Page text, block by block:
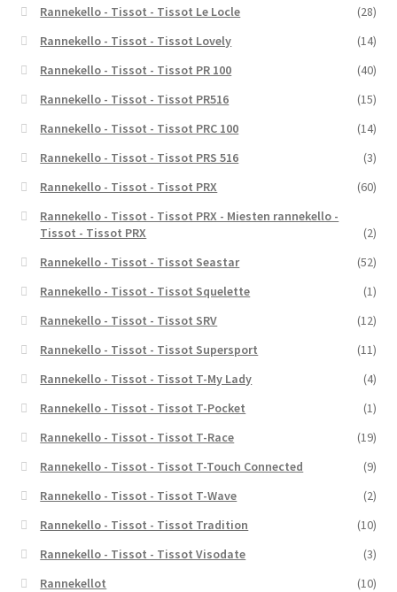
Rannekello - Tissot - Tissot Le Locle
(28)
Rannekello - Tissot - Tissot Lovely
(14)
Rannekello - Tissot - Tissot PR 100
(40)
Rannekello - Tissot - Tissot PR516
(15)
Rannekello - Tissot - Tissot PRC 100
(14)
Rannekello - Tissot - Tissot PRS 516
(3)
Rannekello - Tissot - Tissot PRX
(60)
Rannekello - Tissot - Tissot PRX - Miesten rannekello -
Tissot - Tissot PRX
(2)
Rannekello - Tissot - Tissot Seastar
(52)
Rannekello - Tissot - Tissot Squelette
(1)
Rannekello - Tissot - Tissot SRV
(12)
Rannekello - Tissot - Tissot Supersport
(11)
Rannekello - Tissot - Tissot T-My Lady
(4)
Rannekello - Tissot - Tissot T-Pocket
(1)
Rannekello - Tissot - Tissot T-Race
(19)
Rannekello - Tissot - Tissot T-Touch Connected
(9)
Rannekello - Tissot - Tissot T-Wave
(2)
Rannekello - Tissot - Tissot Tradition
(10)
Rannekello - Tissot - Tissot Visodate
(3)
Rannekellot
(10)